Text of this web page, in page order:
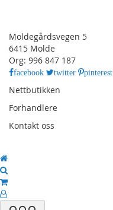
Moldegårdsvegen 5
6415 Molde
Org: 996 847 187
facebook twitter pinterest
Nettbutikken
Forhandlere
Kontakt oss